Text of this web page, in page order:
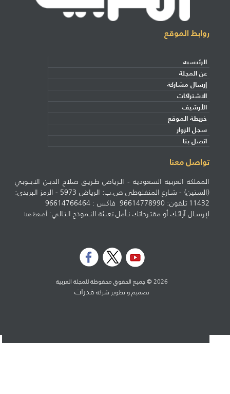
روابط الموقع
الرئيسيه
عن المجلة
إرسال مشاركة
الاشتراكات
الأرشيف
خريطة الموقع
سجل الزوار
اتصل بنا
تواصل معنا
المملكة العربية السعودية - الـرياض طـريـق صلاح الديـن الايــوبي
(الستين) - شـارع المنفلوطي ص.ب: الرياض 5973 - الرمز البريدي:
11432 تلفون: 96614778990 فاكس : 96614766464
لإرسـال آرائـك أو مقتـرحاتك نـأمل تعبئة النـموذج التـالي:أضغط هنا
2026 © جميع الحقوق محفوظة للمجلة العربية
تصميم و تطوير شركهقدرات